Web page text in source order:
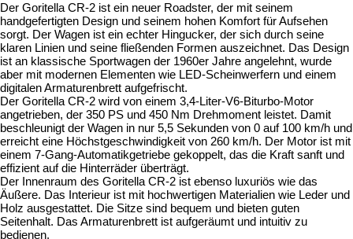
Der Goritella CR-2 ist ein neuer Roadster, der mit seinem
handgefertigten Design und seinem hohen Komfort für Aufsehen
sorgt. Der Wagen ist ein echter Hingucker, der sich durch seine
klaren Linien und seine fließenden Formen auszeichnet. Das Design
ist an klassische Sportwagen der 1960er Jahre angelehnt, wurde
aber mit modernen Elementen wie LED-Scheinwerfern und einem
digitalen Armaturenbrett aufgefrischt.
Der Goritella CR-2 wird von einem 3,4-Liter-V6-Biturbo-Motor
angetrieben, der 350 PS und 450 Nm Drehmoment leistet. Damit
beschleunigt der Wagen in nur 5,5 Sekunden von 0 auf 100 km/h und
erreicht eine Höchstgeschwindigkeit von 260 km/h. Der Motor ist mit
einem 7-Gang-Automatikgetriebe gekoppelt, das die Kraft sanft und
effizient auf die Hinterräder überträgt.
Der Innenraum des Goritella CR-2 ist ebenso luxuriös wie das
Äußere. Das Interieur ist mit hochwertigen Materialien wie Leder und
Holz ausgestattet. Die Sitze sind bequem und bieten guten
Seitenhalt. Das Armaturenbrett ist aufgeräumt und intuitiv zu
bedienen.